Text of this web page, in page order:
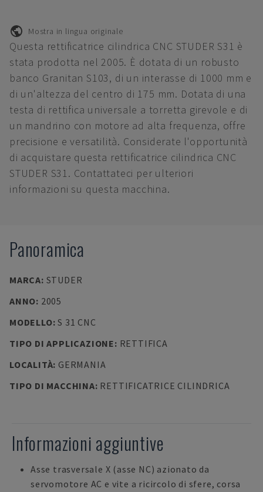
Mostra in lingua originale
Questa rettificatrice cilindrica CNC STUDER S31 è
stata prodotta nel 2005. È dotata di un robusto
banco Granitan S103, di un interasse di 1000 mm e
di un'altezza del centro di 175 mm. Dotata di una
testa di rettifica universale a torretta girevole e di
un mandrino con motore ad alta frequenza, offre
precisione e versatilità. Considerate l'opportunità
di acquistare questa rettificatrice cilindrica CNC
STUDER S31. Contattateci per ulteriori
informazioni su questa macchina.
Panoramica
MARCA: STUDER
ANNO: 2005
MODELLO:S 31 CNC
TIPO DI APPLICAZIONE: RETTIFICA
LOCALITÀ: GERMANIA
TIPO DI MACCHINA: RETTIFICATRICE CILINDRICA
Informazioni aggiuntive
Asse trasversale X (asse NC) azionato da
servomotore AC e vite a ricircolo di sfere, corsa